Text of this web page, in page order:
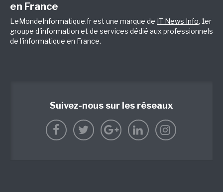
en France
LeMondeInformatique.fr est une marque de IT News Info, 1er
groupe d'information et de services dédié aux professionnels
de l'informatique en France.
Suivez-nous sur les réseaux